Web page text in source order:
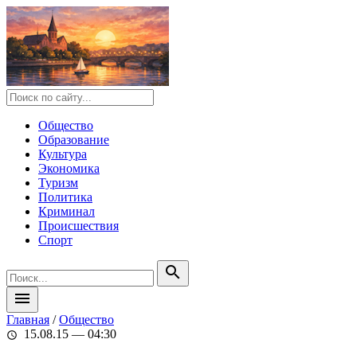
Общество
Образование
Культура
Экономика
Туризм
Политика
Криминал
Происшествия
Спорт
search
menu
Главная /Общество
schedule 15.08.15 — 04:30